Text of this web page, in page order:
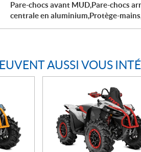
Pare-chocs avant MUD,Pare-chocs
centrale en aluminium,Protège-
AUSSI VOUS